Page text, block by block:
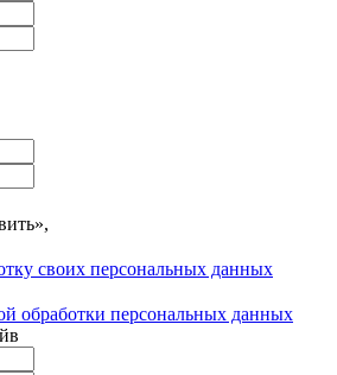
своих персональных данных
обработки персональных данных